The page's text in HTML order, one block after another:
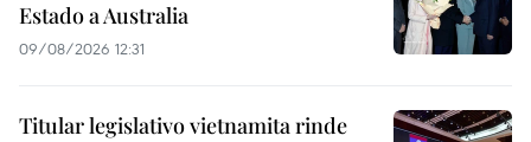
Estado a Australia
09/08/2026 12:31
Titular legislativo vietnamita rinde